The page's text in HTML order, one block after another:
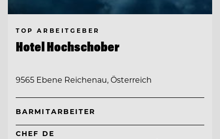
TOP ARBEITGEBER
Hotel Hochschober
9565 Ebene Reichenau, Österreich
BARMITARBEITER
CHEF DE